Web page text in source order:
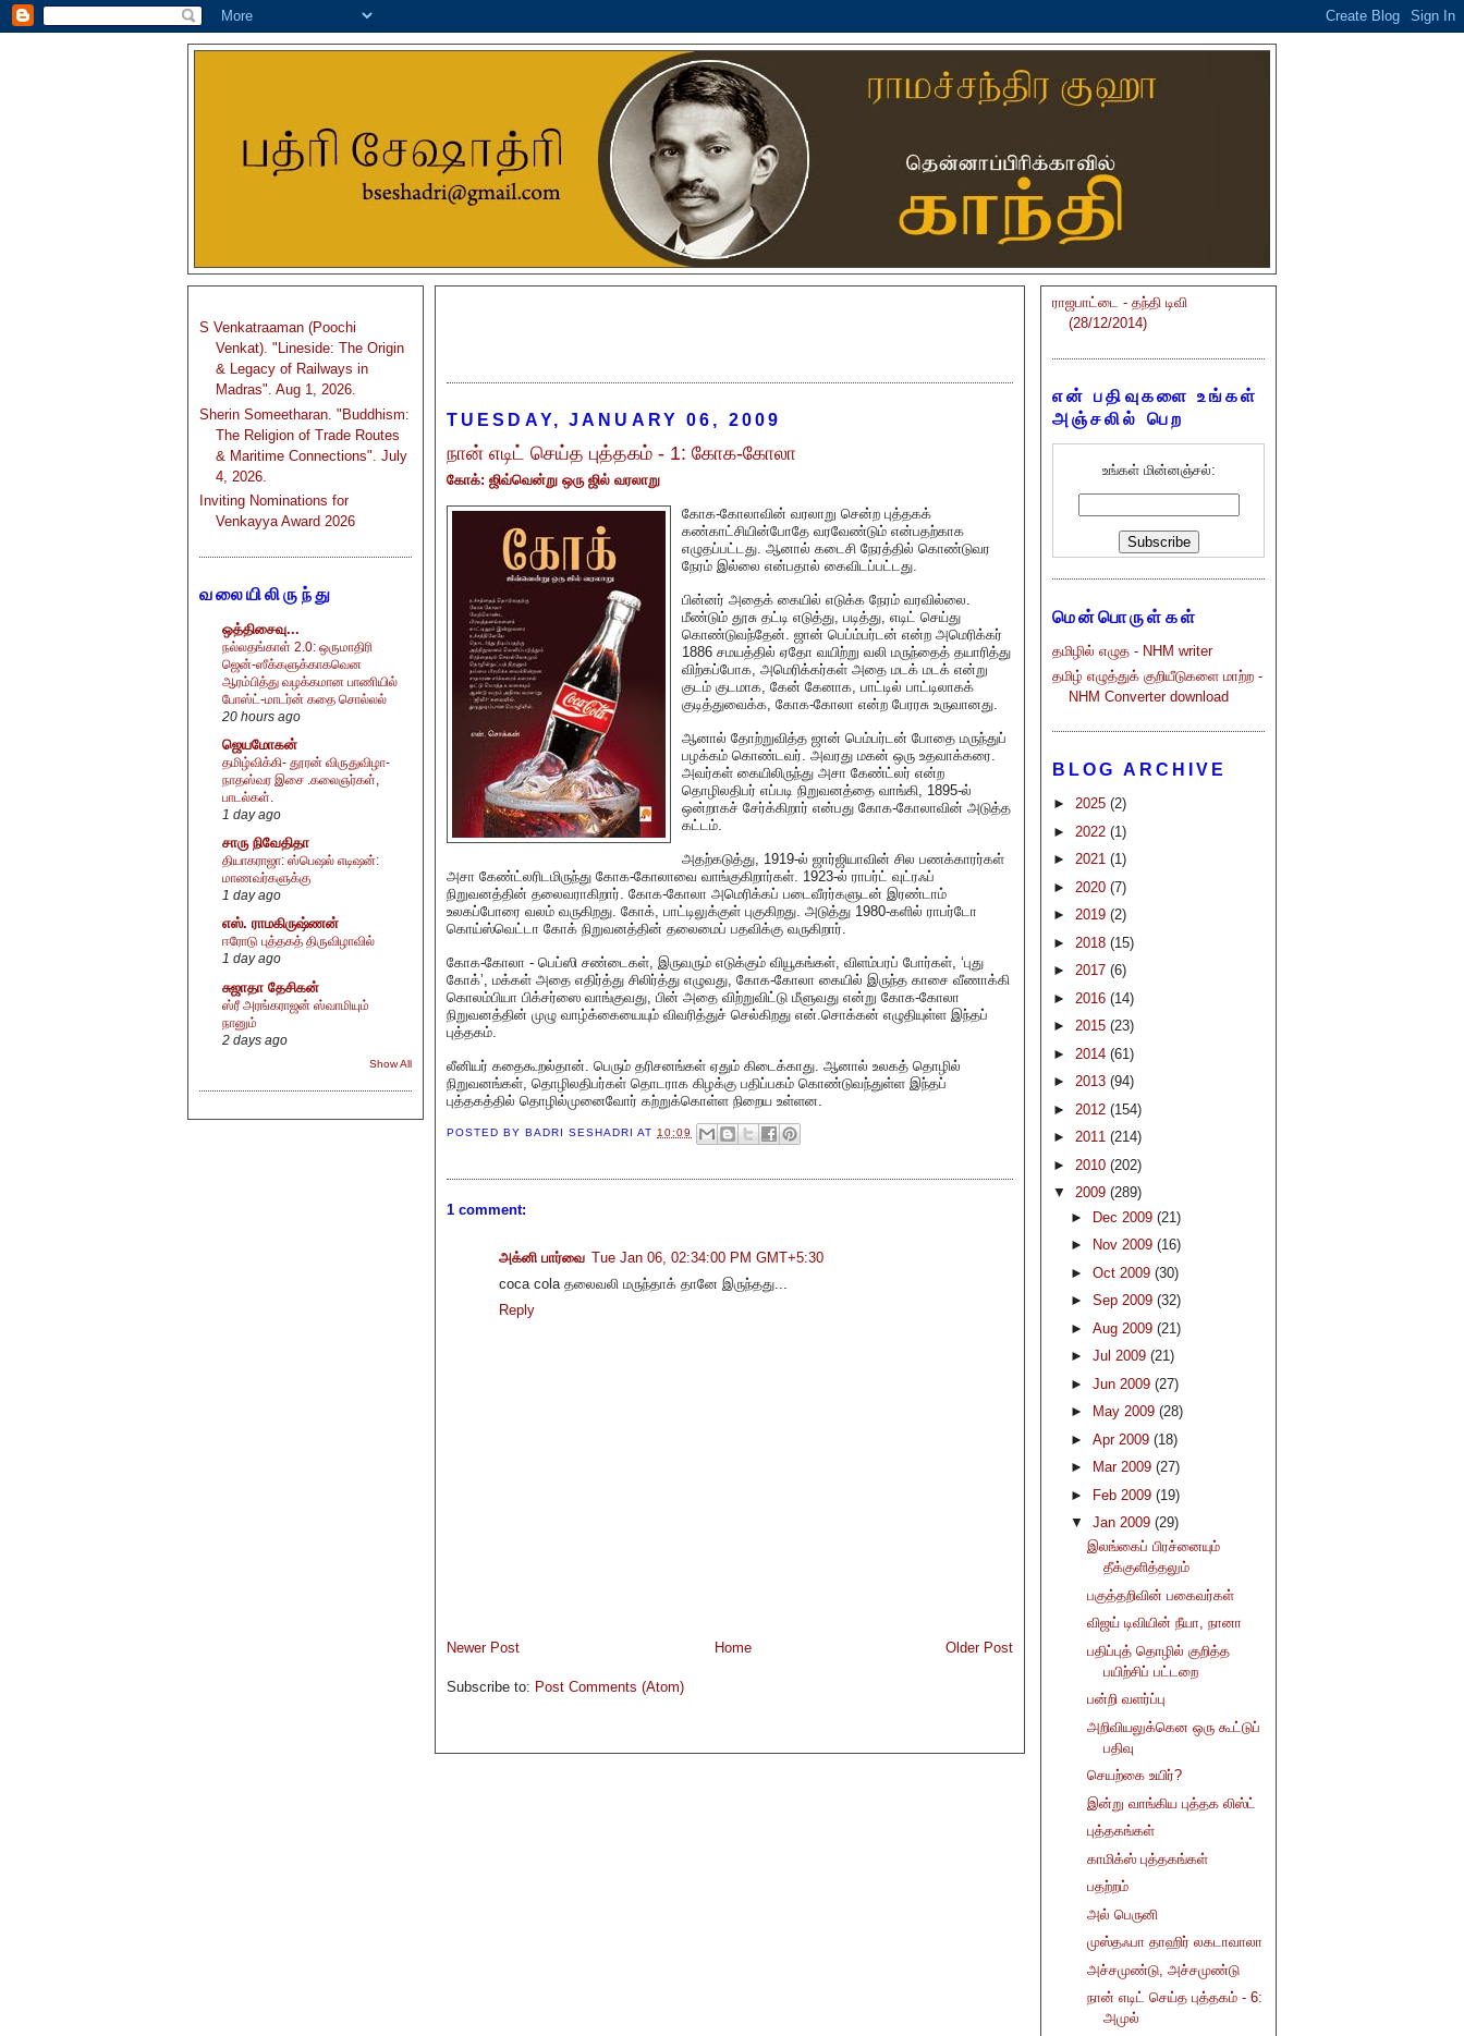
S Venkatraaman (Poochi
Venkat). "Lineside: The Origin
& Legacy of Railways in
Madras". Aug 1, 2026.
Sherin Someetharan. "Buddhism:
The Religion of Trade Routes
& Maritime Connections". July
4, 2026.
Inviting Nominations for
Venkayya Award 2026
வலையிலிருந்து
ஒத்திசைவு...
நல்லதங்காள் 2.0: ஒருமாதிரி
ஜென்-ஸீக்களுக்காகவென
ஆரம்பித்து வழக்கமான பாணியில்
போஸ்ட்-மாடர்ன் கதை சொல்லல்
20 hours ago
ஜெயமோகன்
தமிழ்விக்கி- தூரன் விருதுவிழா-
நாதஸ்வர இசை .கலைஞர்கள்,
பாடல்கள்.
1 day ago
சாரு நிவேதிதா
தியாகராஜா: ஸ்பெஷல் எடிஷன்:
மாணவர்களுக்கு
1 day ago
எஸ். ராமகிருஷ்ணன்
ஈரோடு புத்தகத் திருவிழாவில்
1 day ago
சுஜாதா தேசிகன்
ஸ்ரீ அரங்கராஜன் ஸ்வாமியும்
நானும்
2 days ago
Show All
TUESDAY, JANUARY 06, 2009
நான் எடிட் செய்த புத்தகம் - 1: கோக-கோலா
கோக்: ஜிவ்வென்று ஒரு ஜில் வரலாறு
கோக-கோலாவின் வரலாறு சென்ற புத்தகக்
கண்காட்சியின்போதே வரவேண்டும் என்பதற்காக
எழுதப்பட்டது. ஆனால் கடைசி நேரத்தில் கொண்டுவர
நேரம் இல்லை என்பதால் கைவிடப்பட்டது.
பின்னர் அதைக் கையில் எடுக்க நேரம் வரவில்லை.
மீண்டும் தூசு தட்டி எடுத்து, படித்து, எடிட் செய்து
கொண்டுவந்தேன். ஜான் பெப்ம்பர்டன் என்ற அமெரிக்கர்
1886 சமயத்தில் ஏதோ வயிற்று வலி மருந்தைத் தயாரித்து
விற்கப்போக, அமெரிக்கர்கள் அதை மடக் மடக் என்று
குடம் குடமாக, கேன் கேனாக, பாட்டில் பாட்டிலாகக்
குடித்துவைக்க, கோக-கோலா என்ற பேரரசு உருவானது.
ஆனால் தோற்றுவித்த ஜான் பெம்பர்டன் போதை மருந்துப்
பழக்கம் கொண்டவர். அவரது மகன் ஒரு உதவாக்கரை.
அவர்கள் கையிலிருந்து அசா கேண்ட்லர் என்ற
தொழிலதிபர் எப்படி நிறுவனத்தை வாங்கி, 1895-ல்
ஒன்றாகச் சேர்க்கிறார் என்பது கோக-கோலாவின் அடுத்த
கட்டம்.
அதற்கடுத்து, 1919-ல் ஜார்ஜியாவின் சில பணக்காரர்கள்
அசா கேண்ட்லரிடமிருந்து கோக-கோலாவை வாங்குகிறார்கள். 1923-ல் ராபர்ட் வுட்ரஃப்
நிறுவனத்தின் தலைவராகிறார். கோக-கோலா அமெரிக்கப் படைவீரர்களுடன் இரண்டாம்
உலகப்போரை வலம் வருகிறது. கோக், பாட்டிலுக்குள் புகுகிறது. அடுத்து 1980-களில் ராபர்டோ
கொய்ஸ்வெட்டா கோக் நிறுவனத்தின் தலைமைப் பதவிக்கு வருகிறார்.
கோக-கோலா - பெப்ஸி சண்டைகள், இருவரும் எடுக்கும் வியூகங்கள், விளம்பரப் போர்கள், ‘புது
கோக்’, மக்கள் அதை எதிர்த்து சிலிர்த்து எழுவது, கோக-கோலா கையில் இருந்த காசை வீணாக்கி
கொலம்பியா பிக்சர்ஸை வாங்குவது, பின் அதை விற்றுவிட்டு மீளுவது என்று கோக-கோலா
நிறுவனத்தின் முழு வாழ்க்கையையும் விவரித்துச் செல்கிறது என்.சொக்கன் எழுதியுள்ள இந்தப்
புத்தகம்.
லீனியர் கதைகூறல்தான். பெரும் தரிசனங்கள் ஏதும் கிடைக்காது. ஆனால் உலகத் தொழில்
நிறுவனங்கள், தொழிலதிபர்கள் தொடராக கிழக்கு பதிப்பகம் கொண்டுவந்துள்ள இந்தப்
புத்தகத்தில் தொழில்முனைவோர் கற்றுக்கொள்ள நிறைய உள்ளன.
POSTED BY BADRI SESHADRI AT10:09
1 comment:
அக்னி பார்வை Tue Jan 06, 02:34:00 PM GMT+5:30
coca cola தலைவலி மருந்தாக் தானே இருந்தது...
Reply
Newer Post Older Post
Home
Subscribe to: Post Comments (Atom)
ராஜபாட்டை - தந்தி டிவி
(28/12/2014)
என் பதிவுகளை உங்கள்
அஞ்சலில் பெற
உங்கள் மின்னஞ்சல்:
மென்பொருள்கள்
தமிழில் எழுத - NHM writer
தமிழ் எழுத்துக் குறியீடுகளை மாற்ற -
NHM Converter download
BLOG ARCHIVE
► 2025 (2)
► 2022 (1)
► 2021 (1)
► 2020 (7)
► 2019 (2)
► 2018 (15)
► 2017 (6)
► 2016 (14)
► 2015 (23)
► 2014 (61)
► 2013 (94)
► 2012 (154)
► 2011 (214)
► 2010 (202)
▼ 2009 (289)
► Dec 2009 (21)
►
Nov 2009 (16)
► Oct 2009 (30)
► Sep 2009 (32)
► Aug 2009 (21)
► Jul 2009 (21)
► Jun 2009 (27)
►
May 2009 (28)
► Apr 2009 (18)
►
Mar 2009 (27)
► Feb 2009 (19)
▼ Jan 2009 (29)
இலங்கைப் பிரச்னையும்
தீக்குளித்தலும்
பகுத்தறிவின் பகைவர்கள்
விஜய் டிவியின் நீயா, நானா
பதிப்புத் தொழில் குறித்த
பயிற்சிப் பட்டறை
பன்றி வளர்ப்பு
அறிவியலுக்கென ஒரு கூட்டுப்
பதிவு
செயற்கை உயிர்?
இன்று வாங்கிய புத்தக லிஸ்ட்
புத்தகங்கள்
காமிக்ஸ் புத்தகங்கள்
பதற்றம்
அல் பெருனி
முஸ்தஃபா தாஹிர் லகடாவாலா
அச்சமுண்டு, அச்சமுண்டு
நான் எடிட் செய்த புத்தகம் - 6:
அமுல்